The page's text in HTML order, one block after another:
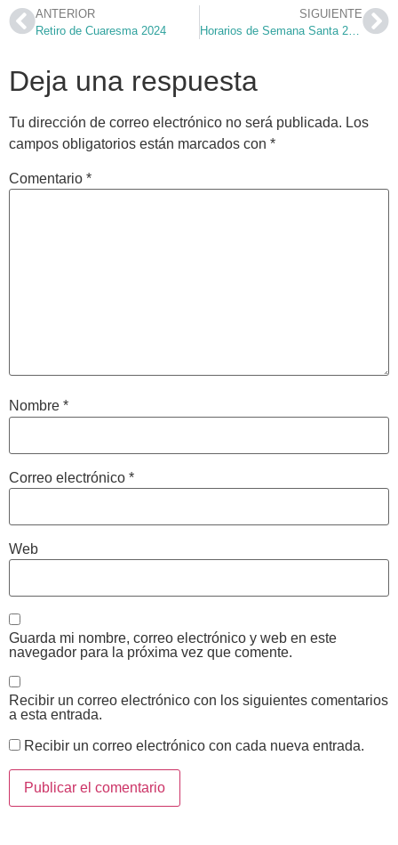
ANTERIOR
Retiro de Cuaresma 2024
SIGUIENTE
Horarios de Semana Santa 2024
Deja una respuesta
Tu dirección de correo electrónico no será publicada. Los
campos obligatorios están marcados con *
Comentario *
Nombre *
Correo electrónico *
Web
Guarda mi nombre, correo electrónico y web en este
navegador para la próxima vez que comente.
Recibir un correo electrónico con los siguientes comentarios
a esta entrada.
Recibir un correo electrónico con cada nueva entrada.